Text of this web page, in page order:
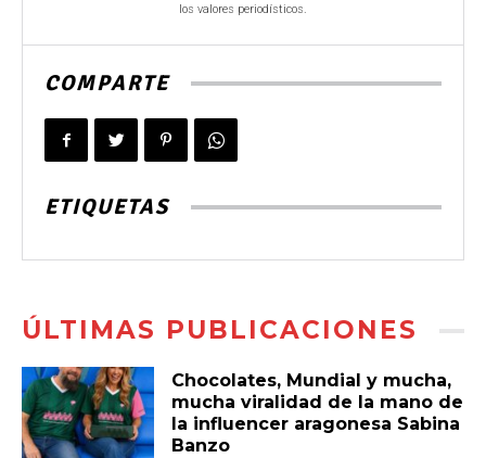
los valores periodísticos.
COMPARTE
ETIQUETAS
ÚLTIMAS PUBLICACIONES
Chocolates, Mundial y mucha,
mucha viralidad de la mano de
la influencer aragonesa Sabina
Banzo